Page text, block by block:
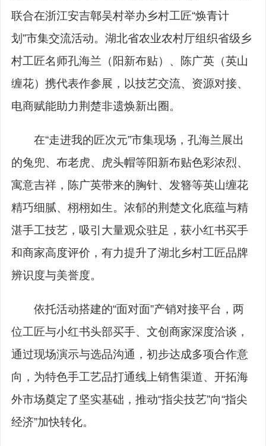
联合在浙江安吉鄣吴村举办乡村工匠“焕青计
划”市集交流活动。湖北省农业农村厅组织省级乡
村工匠名师孔海兰（阳新布贴）、陈广英（英山
缠花）携代表作参展，以技艺交流、资源对接、
电商赋能助力荆楚非遗焕新出圈。
在“走进我的匠次元”市集现场，孔海兰展出
的兔兜、布老虎、虎头帽等阳新布贴色彩浓烈、
寓意吉祥，陈广英带来的胸针、发簪等英山缠花
精巧细腻、栩栩如生。浓郁的荆楚文化底蕴与精
湛手工技艺，吸引大量观众驻足，获小红书买手
和商家高度评价，有力提升了湖北乡村工匠品牌
辨识度与美誉度。
依托活动搭建的“面对面”产销对接平台，两
位工匠与小红书头部买手、文创商家深度洽谈，
通过现场演示与选品沟通，初步达成多项合作意
向，为特色手工艺品打通线上销售渠道、开拓海
外市场奠定了坚实基础，推动“指尖技艺”向“指尖
经济”加快转化。